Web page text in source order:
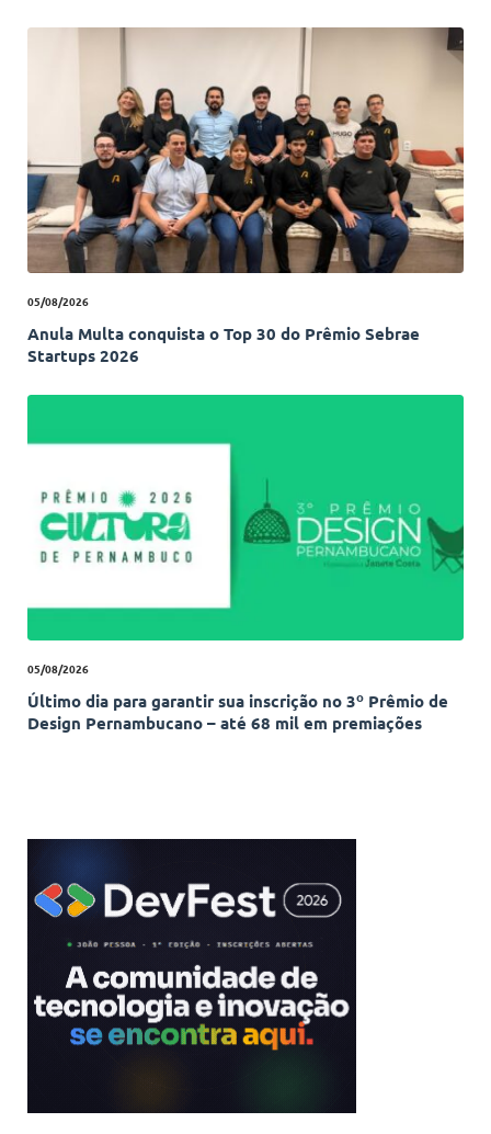
05/08/2026
Anula Multa conquista o Top 30 do Prêmio Sebrae
Startups 2026
05/08/2026
Último dia para garantir sua inscrição no 3º Prêmio de
Design Pernambucano – até 68 mil em premiações